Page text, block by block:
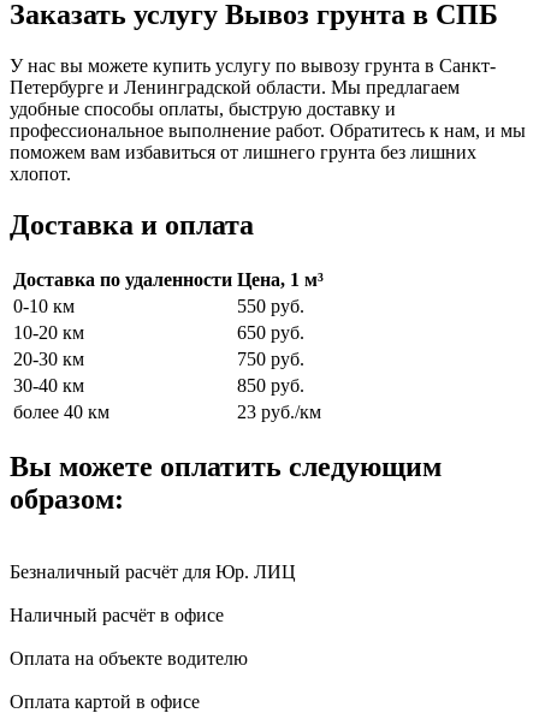
Заказать услугу Вывоз грунта в СПБ
У нас вы можете купить услугу по вывозу грунта в Санкт-
Петербурге и Ленинградской области. Мы предлагаем
удобные способы оплаты, быструю доставку и
профессиональное выполнение работ. Обратитесь к нам, и мы
поможем вам избавиться от лишнего грунта без лишних
хлопот.
Доставка и оплата
Доставка по удаленности Цена, 1 м³
0-10 км
550 руб.
10-20 км
650 руб.
20-30 км
750 руб.
30-40 км
850 руб.
более 40 км
23 руб./км
Вы можете оплатить следующим
образом:
Безналичный расчёт для Юр. ЛИЦ
Наличный расчёт в офисе
Оплата на объекте водителю
Оплата картой в офисе